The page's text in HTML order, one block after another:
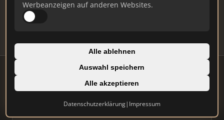
Werbeanzeigen auf anderen Websites.
Alle ablehnen
Auswahl speichern
Alle akzeptieren
Datenschutzerklärung| Impressum
Updates.